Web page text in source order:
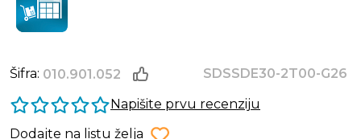
Šifra: 010.901.052
SDSSDE30-2T00-G26
Napišite prvu recenziju
Dodajte na listu želja